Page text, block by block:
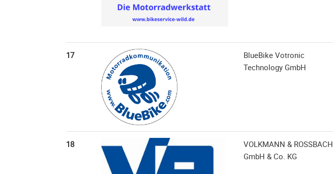
17
BlueBike Votronic
Technology GmbH
18
VOLKMANN & ROSSBACH
GmbH & Co. KG